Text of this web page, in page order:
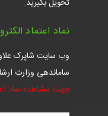
تحویل بگیرید.
نماد اعتماد
وب سایت شاپرک
ساماندهی وزارت
جهت مشاهده نماد